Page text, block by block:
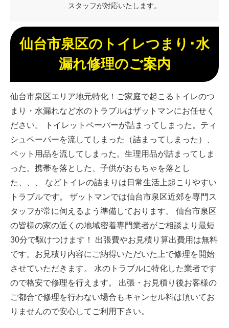
スタッフが対応いたします。
仙台市泉区のトイレつまり･水
漏れ修理のご案内
仙台市泉区エリア地元特化！ご家庭で起こるトイレのつ
まり・水漏れなど水のトラブルはザットマンにお任せく
ださい。 トイレットペーパーが詰まってしまった。ティ
シュペーパーを流してしまった（詰まってしまった）、
ペット用品を流してしまった。生理用品が詰まってしま
った。携帯を落とした、子供がおもちゃを落とし
た、、、 などトイレの詰まりは日常生活上起こりやすい
トラブルです。 ザットマンでは仙台市泉区近郊を専門ス
タッフが常に伺えるよう準備しております。 仙台市泉区
の皆様の家の近くの地域密着専門業者がご相談より最短
30分で駆けつけます！ 出張費やお見積り算出費用は無料
です。お見積り内容にご納得いただいた上で修理を開始
させていただきます。 水のトラブルに特化した業者です
ので格安で修理を行えます。 出張・お見積り後お客様の
ご都合で修理を行わない場合もキャンセル料は頂いてお
りませんので安心してご利用下さい。